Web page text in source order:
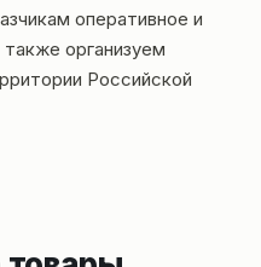
оперативное и
также организуем
Российской